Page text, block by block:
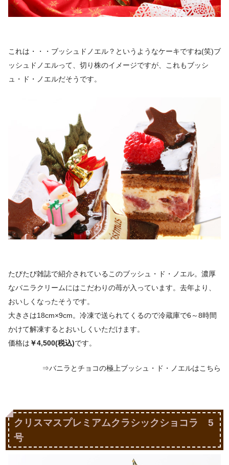
これは・・・ブッシュドノエル？というようなケーキですね(笑)ブ
ッシュドノエルって、切り株のイメージですが、これもブッシ
ュ・ド・ノエルだそうです。
たびたび雑誌で紹介されているこのブッシュ・ド・ノエル。濃厚
なバニラクリームにはこだわりの苺が入っています。去年より、
おいしくなったそうです。
大きさは18cm×9cm。冷凍で送られてくるので冷蔵庫で6～8時間
かけて解凍するとおいしくいただけます。
価格は ￥4,500(税込)です。
⇒バニラとチョコの極上ブッシュ・ド・ノエルはこちら
クリスマスプレミアムクラシックショコラ 5
号